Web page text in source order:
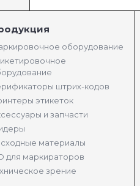
оборудование
штрих-кодов
этикеток
и запчасти
материалы
для маркираторов
зрение